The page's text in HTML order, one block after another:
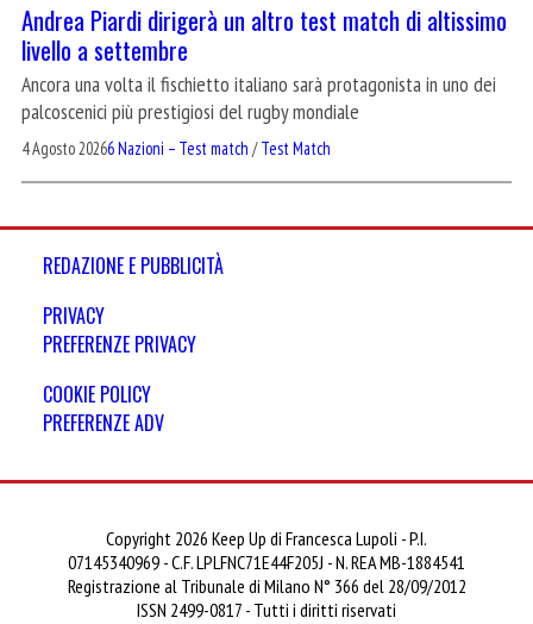
Andrea Piardi dirigerà un altro test match di altissimo
livello a settembre
Ancora una volta il fischietto italiano sarà protagonista in uno dei
palcoscenici più prestigiosi del rugby mondiale
4 Agosto 20266 Nazioni – Test match /Test Match
REDAZIONE E PUBBLICITÀ
PRIVACY
PREFERENZE PRIVACY
COOKIE POLICY
PREFERENZE ADV
Copyright 2026 Keep Up di Francesca Lupoli - P.I.
07145340969 - C.F. LPLFNC71E44F205J - N. REA MB-1884541
Registrazione al Tribunale di Milano N° 366 del 28/09/2012
ISSN 2499-0817 - Tutti i diritti riservati